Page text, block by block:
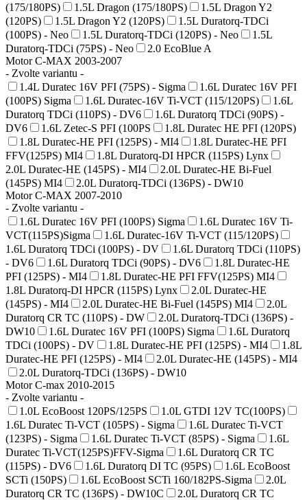
(175/180PS)
1.5L Dragon (175/180PS)
1.5L Dragon Y2
(120PS)
1.5L Dragon Y2 (120PS)
1.5L Duratorq-TDCi
(100PS) - Neo
1.5L Duratorq-TDCi (120PS) - Neo
1.5L
Duratorq-TDCi (75PS) - Neo
2.0 EcoBlue A
Motor C-MAX 2003-2007
- Zvolte variantu -
1.4L Duratec 16V PFI (75PS) - Sigma
1.6L Duratec 16V PFI
(100PS) Sigma
1.6L Duratec-16V Ti-VCT (115/120PS)
1.6L
Duratorq TDCi (110PS) - DV6
1.6L Duratorq TDCi (90PS) -
DV6
1.6L Zetec-S PFI (100PS
1.8L Duratec HE PFI (120PS)
1.8L Duratec-HE PFI (125PS) - MI4
1.8L Duratec-HE PFI
FFV(125PS) MI4
1.8L Duratorq-DI HPCR (115PS) Lynx
2.0L Duratec-HE (145PS) - MI4
2.0L Duratec-HE Bi-Fuel
(145PS) MI4
2.0L Duratorq-TDCi (136PS) - DW10
Motor C-MAX 2007-2010
- Zvolte variantu -
1.6L Duratec 16V PFI (100PS) Sigma
1.6L Duratec 16V Ti-
VCT(115PS)Sigma
1.6L Duratec-16V Ti-VCT (115/120PS)
1.6L Duratorq TDCi (100PS) - DV
1.6L Duratorq TDCi (110PS)
- DV6
1.6L Duratorq TDCi (90PS) - DV6
1.8L Duratec-HE
PFI (125PS) - MI4
1.8L Duratec-HE PFI FFV(125PS) MI4
1.8L Duratorq-DI HPCR (115PS) Lynx
2.0L Duratec-HE
(145PS) - MI4
2.0L Duratec-HE Bi-Fuel (145PS) MI4
2.0L
Duratorq CR TC (110PS) - DW
2.0L Duratorq-TDCi (136PS) -
DW10
1.6L Duratec 16V PFI (100PS) Sigma
1.6L Duratorq
TDCi (100PS) - DV
1.8L Duratec-HE PFI (125PS) - MI4
1.8L
Duratec-HE PFI (125PS) - MI4
2.0L Duratec-HE (145PS) - MI4
2.0L Duratorq-TDCi (136PS) - DW10
Motor C-max 2010-2015
- Zvolte variantu -
1.0L EcoBoost 120PS/125PS
1.0L GTDI 12V TC(100PS)
1.6L Duratec Ti-VCT (105PS) - Sigma
1.6L Duratec Ti-VCT
(123PS) - Sigma
1.6L Duratec Ti-VCT (85PS) - Sigma
1.6L
Duratec Ti-VCT(125PS)FFV-Sigma
1.6L Duratorq CR TC
(115PS) - DV6
1.6L Duratorq DI TC (95PS)
1.6L EcoBoost
SCTi (150PS)
1.6L EcoBoost SCTi 160/182PS-Sigma
2.0L
Duratorq CR TC (136PS) - DW10C
2.0L Duratorq CR TC